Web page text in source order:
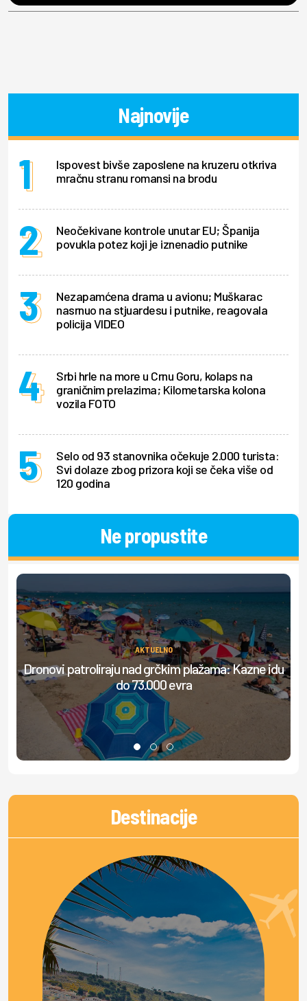
Najnovije
Ispovest bivše zaposlene na kruzeru otkriva
mračnu stranu romansi na brodu
Neočekivane kontrole unutar EU; Španija
povukla potez koji je iznenadio putnike
Nezapamćena drama u avionu; Muškarac
nasrnuo na stjuardesu i putnike, reagovala
policija VIDEO
Srbi hrle na more u Crnu Goru, kolaps na
graničnim prelazima; Kilometarska kolona
vozila FOTO
Selo od 93 stanovnika očekuje 2.000 turista:
Svi dolaze zbog prizora koji se čeka više od
120 godina
Ne propustite
AKTUELNO
Dronovi patroliraju nad grčkim plažama: Kazne idu
do 73.000 evra
Destinacije